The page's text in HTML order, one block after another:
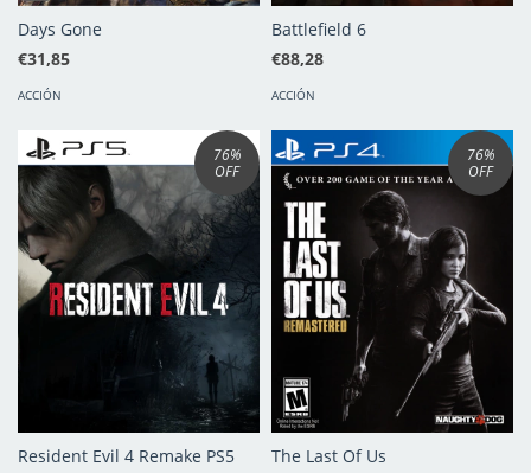
Days Gone
€31,85
ACCIÓN
Battlefield 6
€88,28
ACCIÓN
76%
OFF
Resident Evil 4 Remake PS5
76%
OFF
The Last Of Us